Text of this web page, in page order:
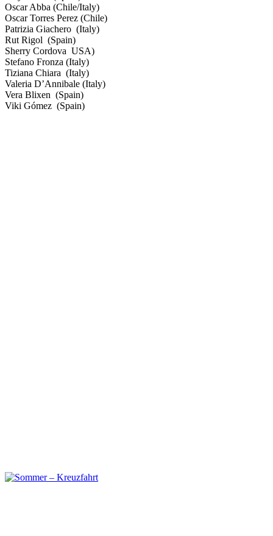
Oscar Abba (Chile/Italy)
Oscar Torres Perez (Chile)
Patrizia Giachero (Italy)
Rut Rigol (Spain)
Sherry Cordova USA)
Stefano Fronza (Italy)
Tiziana Chiara (Italy)
Valeria D’Annibale (Italy)
Vera Blixen (Spain)
Viki Gómez (Spain)